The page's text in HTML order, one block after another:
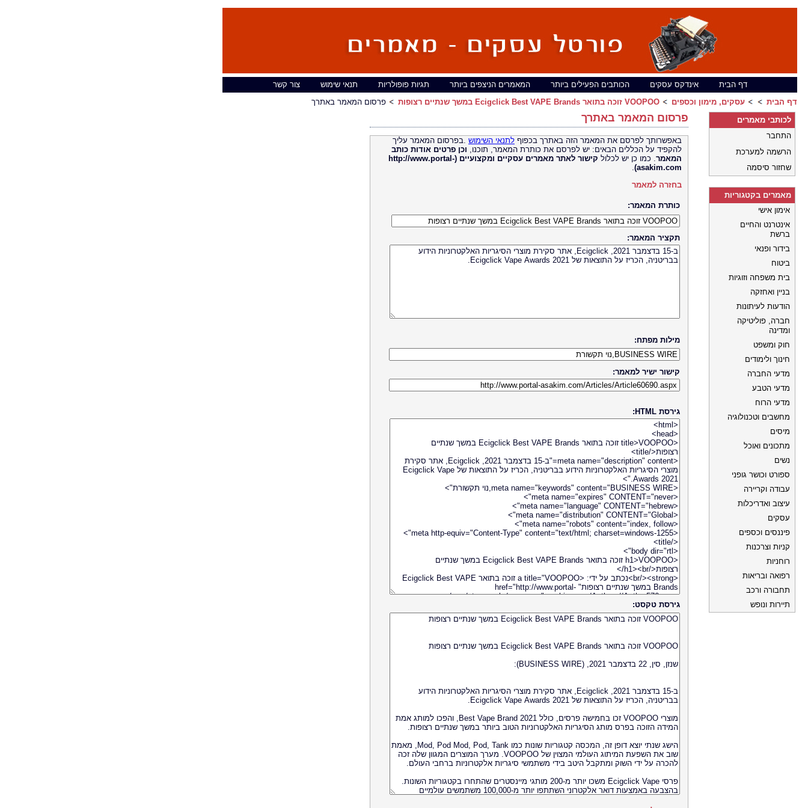
דף הבית אינדקס עסקים הכותבים הפעילים ביותר המאמרים הניצפים ביותר תגיות פופולריות תנאי שימוש
צור קשר
דף הבית
עסקים, מימון וכספים VOOPOO זוכה בתואר Ecigclick Best VAPE Brands במשך שנתיים רצופות פרסום המאמר באתרך
פרסום המאמר באתרך
באפשרותך לפרסם את המאמר הזה באתרך בכפוף לתנאי השימוש .בפרסום המאמר עליך
להקפיד על הכללים הבאים: יש לפרסם את כותרת המאמר, תוכנו, וכן פרטים אודות כותב
המאמר. כמו כן יש לכלול קישור לאתר
מאמרים עסקיים ומקצועיים (http://www.portal-
asakim.com)
.
בחזרה למאמר
כותרת המאמר:
תקציר המאמר:
מילות מפתח:
קישור ישיר למאמר:
גירסת HTML:
גירסת טקסט:
לכותבי מאמרים
התחבר
הרשמה למערכת
שחזור סיסמה
מאמרים בקטגוריות
אימון אישי
אינטרנט והחיים
ברשת
בידור ופנאי
ביטוח
בית משפחה וזוגיות
בניין ואחזקה
הודעות לעיתונות
חברה, פוליטיקה
ומדינה
חוק ומשפט
חינוך ולימודים
מדעי החברה
מדעי הטבע
מדעי הרוח
מחשבים וטכנולוגיה
מיסים
מתכונים ואוכל
נשים
ספורט וכושר גופני
עבודה וקריירה
עיצוב ואדריכלות
עסקים
פיננסים וכספים
קניות וצרכנות
רוחניות
רפואה ובריאות
תחבורה ורכב
תיירות ונופש